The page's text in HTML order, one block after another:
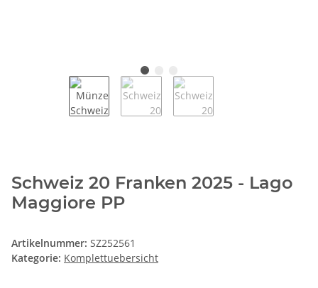
Schweiz 20 Franken 2025 - Lago
Maggiore PP
Artikelnummer: SZ252561
Kategorie: Komplettuebersicht